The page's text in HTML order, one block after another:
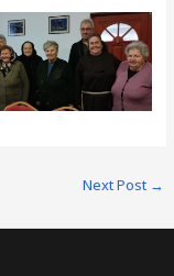
Next Post →